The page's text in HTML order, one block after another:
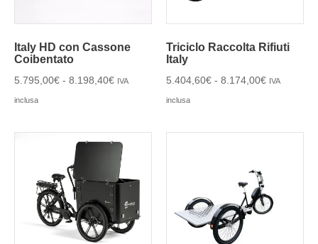
Italy HD con Cassone
Coibentato
5.795,00€ - 8.198,40€ IVA
inclusa
Triciclo Raccolta Rifiuti
Italy
5.404,60€ - 8.174,00€ IVA
inclusa